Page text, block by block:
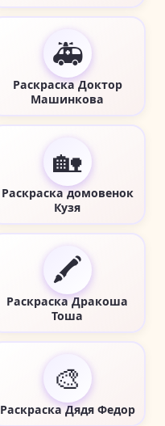
🚑
Раскраска Доктор
Машинкова
🏡
Раскраска домовенок
Кузя
🖍️
Раскраска Дракоша
Тоша
🎨
Раскраска Дядя Федор